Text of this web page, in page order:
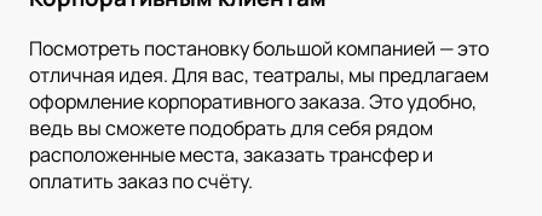
Посмотреть постановку большой компанией — это
отличная идея. Для вас, театралы, мы предлагаем
оформление корпоративного заказа. Это удобно,
ведь вы сможете подобрать для себя рядом
расположенные места, заказать трансфер и
оплатить заказ по счёту.